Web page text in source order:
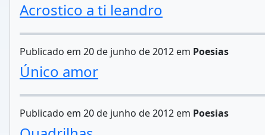
Acrostico a ti leandro
Publicado em 20 de junho de 2012 em Poesias
Único amor
Publicado em 20 de junho de 2012 em Poesias